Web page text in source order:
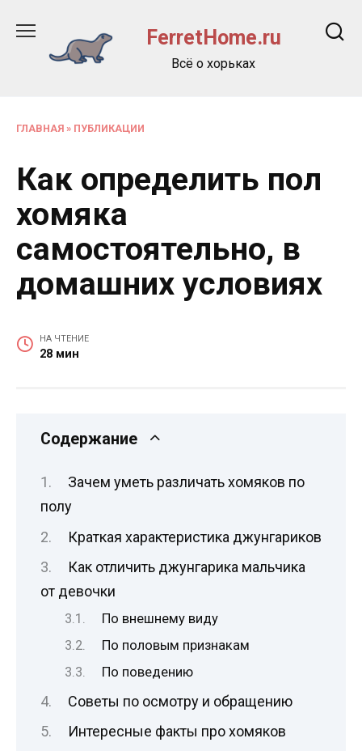
содержанию
FerretHome.ru
Всё о хорьках
ГЛАВНАЯ » ПУБЛИКАЦИИ
Как определить пол
хомяка
самостоятельно, в
домашних условиях
НА ЧТЕНИЕ
28 мин
Содержание
Зачем уметь различать хомяков по
полу
Краткая характеристика джунгариков
Как отличить джунгарика мальчика
от девочки
По внешнему виду
По половым признакам
По поведению
Советы по осмотру и обращению
Интересные факты про хомяков